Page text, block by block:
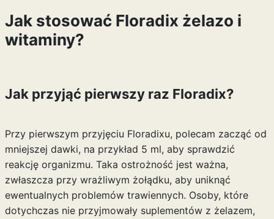
Jak stosować Floradix żelazo i
witaminy?
Jak przyjąć pierwszy raz Floradix?
Przy pierwszym przyjęciu Floradixu, polecam zacząć od
mniejszej dawki, na przykład 5 ml, aby sprawdzić
reakcję organizmu. Taka ostrożność jest ważna,
zwłaszcza przy wrażliwym żołądku, aby uniknąć
ewentualnych problemów trawiennych. Osoby, które
dotychczas nie przyjmowały suplementów z żelazem,